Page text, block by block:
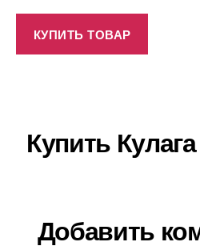
КУПИТЬ ТОВАР
Купить
Добавить